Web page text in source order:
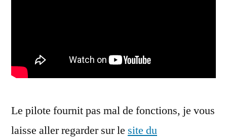
Le pilote fournit pas mal de fonctions, je vous
laisse aller regarder sur le site du